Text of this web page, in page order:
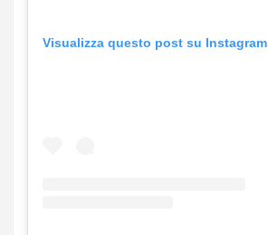
Visualizza questo post su Instagram